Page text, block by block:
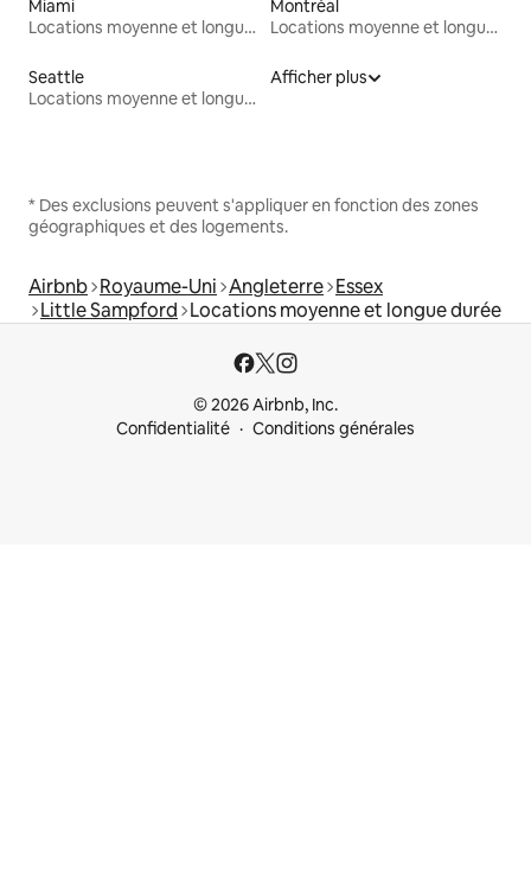
Miami
Locations moyenne et longue durée
Montréal
Locations moyenne et longue durée
Seattle
Locations moyenne et longue durée
Afficher plus
* Des exclusions peuvent s'appliquer en fonction des zones
géographiques et des logements.
Airbnb Royaume-Uni Angleterre Essex
Little Sampford Locations moyenne et longue durée
© 2026 Airbnb, Inc.
Confidentialité
Conditions générales